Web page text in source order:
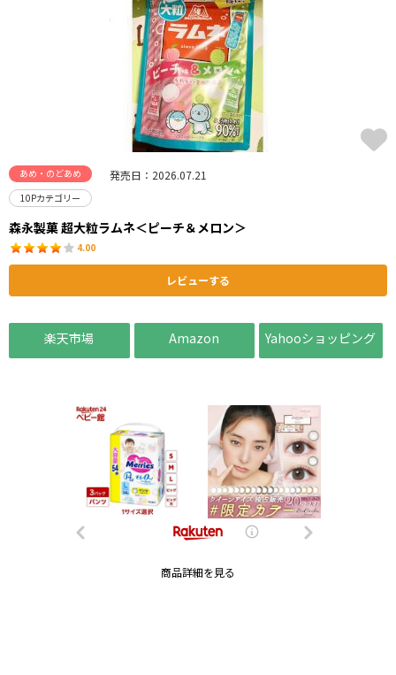
あめ・のどあめ 発売日：2026.07.21
10Pカテゴリー
森永製菓 超大粒ラムネ＜ピーチ＆メロン＞
4.00
レビューする
楽天市場 Amazon Yahooショッピング
商品詳細を見る